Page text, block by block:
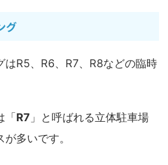
グ
はR5、R6、R7、R8などの臨時
「 R7 」と呼ばれる立体駐車場
多いです。